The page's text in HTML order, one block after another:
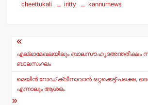
at
p
p
c
o
o
k
cheettukali iritty kannurnews
Post
navigation
എല്ലാമേഖലയിലും ബാലസൗഹൃദഅന്തരീക്ഷം
ബാലസംഘം
മെയിന്‍ റോഡ് ക്ലീനാവാന്‍ ഒറ്റക്കെട്ട്-പക്ഷെ,
എന്നാലും ആശങ്ക.